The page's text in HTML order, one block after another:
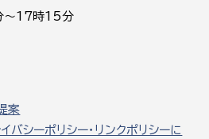
～17時15分
案
バシーポリシー・リンクポリシーに